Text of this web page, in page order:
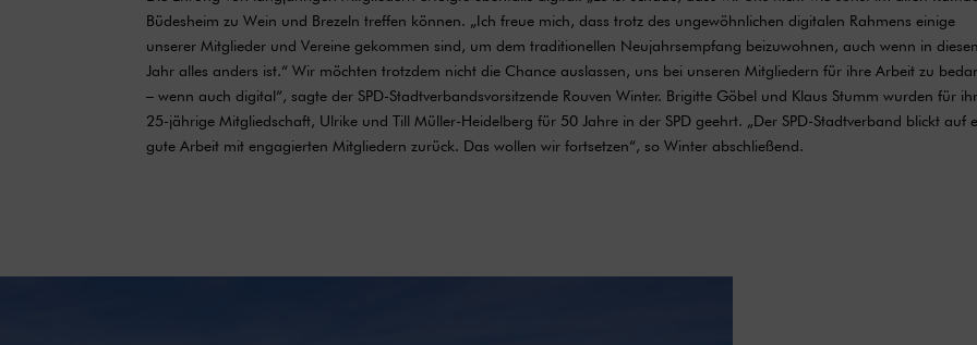
Büdesheim zu Wein und Brezeln treffen können. „Ich freue mich, dass trotz des ungewöhnlichen digitalen Rahmens einige
unserer Mitglieder und Vereine gekommen sind, um dem traditionellen Neujahrsempfang beizuwohnen, auch wenn in
Jahr alles anders ist.“ Wir möchten trotzdem nicht die Chance auslassen, uns bei unseren Mitgliedern für ihre Arbeit zu
– wenn auch digital“, sagte der SPD-Stadtverbandsvorsitzende Rouven Winter. Brigitte Göbel und Klaus Stumm wurden für
25-jährige Mitgliedschaft, Ulrike und Till Müller-Heidelberg für 50 Jahre in der SPD geehrt. „Der SPD-Stadtverband blickt auf
gute Arbeit mit engagierten Mitgliedern zurück. Das wollen wir fortsetzen“, so Winter abschließend.